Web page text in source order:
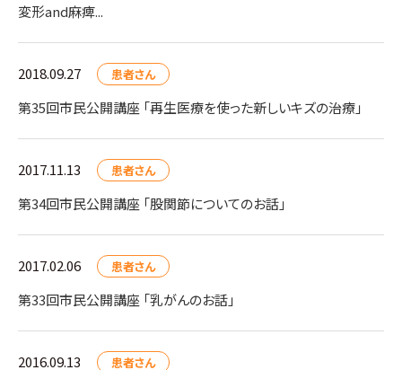
変形and麻痺...
2018.09.27 患者さん
第35回市民公開講座 「再生医療を使った新しいキズの治療」
2017.11.13 患者さん
第34回市民公開講座 「股関節についてのお話」
2017.02.06 患者さん
第33回市民公開講座 「乳がんのお話」
2016.09.13 患者さん